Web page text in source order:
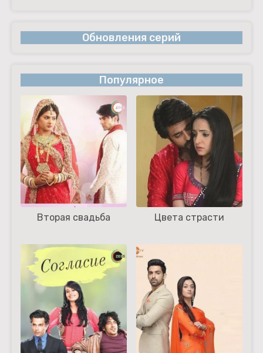
Обновления серий
Популярное
Вторая свадьба Цвета страсти